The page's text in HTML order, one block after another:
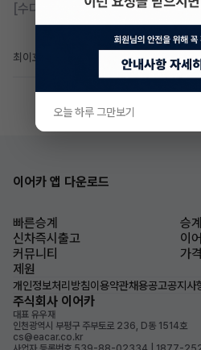
[수다방] 제네시스 g80 3.5 4륜 거
최이호 댓글 0
이어카 앱 다운로드
빠른승계
승
신차즉시출고
이
커뮤니티
가
제원
개인정보처리방침이용약관채용공고공지사
주식회사 이어카
대표 유우재
인천광역시 부평구 주부토로 236, D동 1514호
cs@eacar.co.kr
오늘 하루 그만보기